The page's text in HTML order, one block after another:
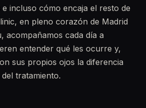
incluso cómo encaja el resto de
en pleno corazón de Madrid
acompañamos cada día a
entender qué les ocurre y,
sus propios ojos la diferencia
del tratamiento.